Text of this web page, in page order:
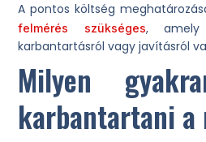
A pontos költség
felmérés szükséges, amely
karbantartásról vagy javításról
Milyen
karbantartani a